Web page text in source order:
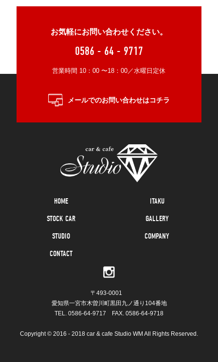
お気軽にお問い合わせください。
0586 - 64 - 9717
営業時間 10：00 〜18：00／水曜日定休
メールでのお問い合わせはコチラ
HOME
ITAKU
STOCK CAR
GALLERY
STUDIO
COMPANY
CONTACT
〒493-0001
愛知県一宮市木曽川町黒田九ノ通り104番地
TEL. 0586-64-9717 FAX. 0586-64-9718
Copyright © 2016 - 2018 car & cafe Studio WM All Rights Reserved.